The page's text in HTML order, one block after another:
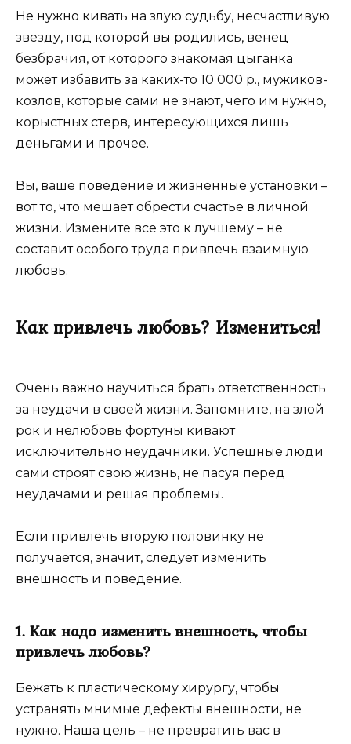
Не нужно кивать на злую судьбу, несчастливую
звезду, под которой вы родились, венец
безбрачия, от которого знакомая цыганка
может избавить за каких-то 10 000 р., мужиков-
козлов, которые сами не знают, чего им нужно,
корыстных стерв, интересующихся лишь
деньгами и прочее.
Вы, ваше поведение и жизненные установки –
вот то, что мешает обрести счастье в личной
жизни. Измените все это к лучшему – не
составит особого труда привлечь взаимную
любовь.
Как привлечь любовь? Измениться!
Очень важно научиться брать ответственность
за неудачи в своей жизни. Запомните, на злой
рок и нелюбовь фортуны кивают
исключительно неудачники. Успешные люди
сами строят свою жизнь, не пасуя перед
неудачами и решая проблемы.
Если привлечь вторую половинку не
получается, значит, следует изменить
внешность и поведение.
1. Как надо изменить внешность, чтобы
привлечь любовь?
Бежать к пластическому хирургу, чтобы
устранять мнимые дефекты внешности, не
нужно. Наша цель – не превратить вас в